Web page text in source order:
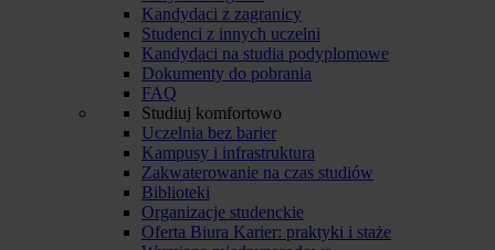
Kandydaci z zagranicy
Studenci z innych uczelni
Kandydaci na studia podyplomowe
Dokumenty do pobrania
FAQ
Studiuj komfortowo
Uczelnia bez barier
Kampusy i infrastruktura
Zakwaterowanie na czas studiów
Biblioteki
Organizacje studenckie
Oferta Biura Karier: praktyki i staże